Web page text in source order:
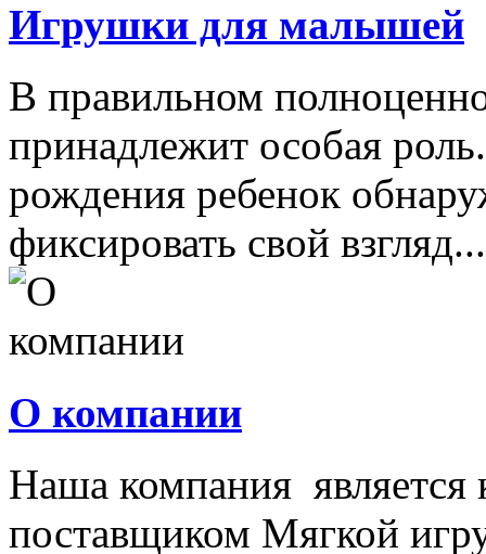
Игрушки для малышей
В правильном
принадлежит особая
рождения ребенок
фиксировать свой взгляд...
О компании
Наша компания
поставщиком Мягкой